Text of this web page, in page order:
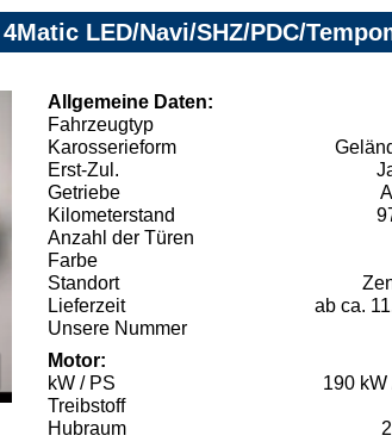
LED/Navi/SHZ/PDC/
Allgemeine Daten:
Fahrzeugtyp
Karosserieform
Erst-Zul.
Getriebe
Kilometerstand
Anzahl der Türen
Farbe
Standort
Lieferzeit
ab ca.
Unsere Nummer
Motor:
kW / PS
190 kW
Treibstoff
Hubraum